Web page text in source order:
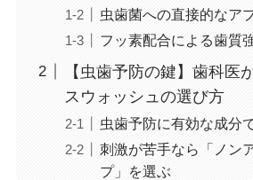
虫歯菌への直接的なア
フッ素配合による歯質
【虫歯予防の鍵】歯科医
スウォッシュの選び方
虫歯予防に有効な成分
刺激が苦手なら「ノン
プ」を選ぶ